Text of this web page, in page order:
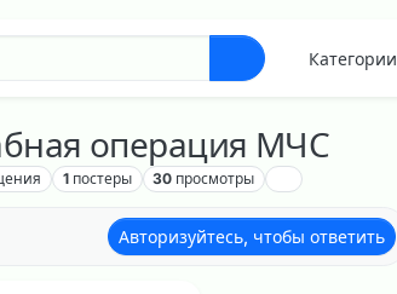
Категории
операция МЧС
1 постеры 30 просмотры
Авторизуйтесь, чтобы ответить